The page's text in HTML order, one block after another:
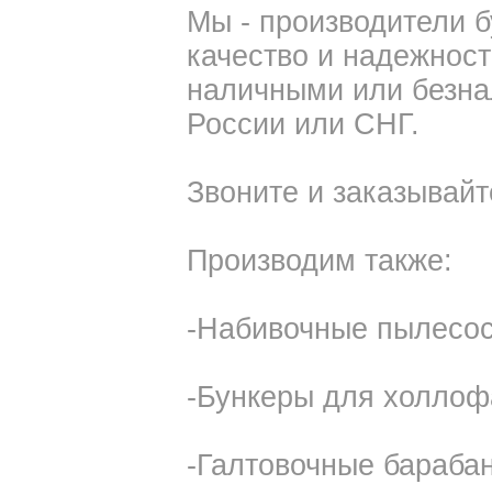
Мы - производители
качество и
наличными или
России или СНГ.
Звоните и
Производим также:
-Набивочные
-Бункеры для
-Галтовочные